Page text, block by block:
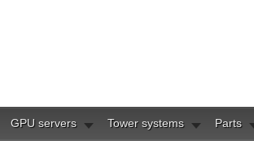
GPU servers Tower systems Parts